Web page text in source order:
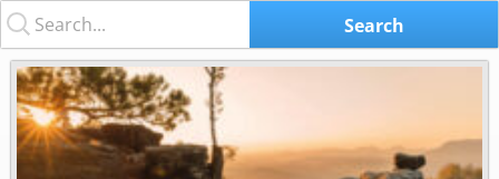
Search... Search